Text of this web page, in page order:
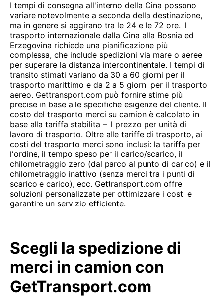
I tempi di consegna all'interno della Cina possono
variare notevolmente a seconda della destinazione,
ma in genere si aggirano tra le 24 e le 72 ore. Il
trasporto internazionale dalla Cina alla Bosnia ed
Erzegovina richiede una pianificazione più
complessa, che include spedizioni via mare o aeree
per superare la distanza intercontinentale. I tempi di
transito stimati variano da 30 a 60 giorni per il
trasporto marittimo e da 2 a 5 giorni per il trasporto
aereo. Gettransport.com può fornire stime più
precise in base alle specifiche esigenze del cliente. Il
costo del trasporto merci su camion è calcolato in
base alla tariffa stabilita – il prezzo per unità di
lavoro di trasporto. Oltre alle tariffe di trasporto, ai
costi del trasporto merci sono inclusi: la tariffa per
l'ordine, il tempo speso per il carico/scarico, il
chilometraggio zero (dal parco al punto di carico) e il
chilometraggio inattivo (senza merci tra i punti di
scarico e carico), ecc. Gettransport.com offre
soluzioni personalizzate per ottimizzare i costi e
garantire un servizio efficiente.
Scegli la spedizione di
merci in camion con
GetTransport.com